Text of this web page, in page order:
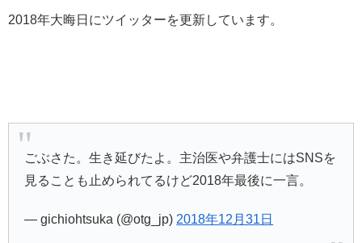
2018年大晦日にツイッターを更新しています。
ごぶさた。生き延びたよ。主治医や弁護士にはSNSを
見ることも止められてるけど2018年最後に一言。
— gichiohtsuka (@otg_jp) 2018年12月31日